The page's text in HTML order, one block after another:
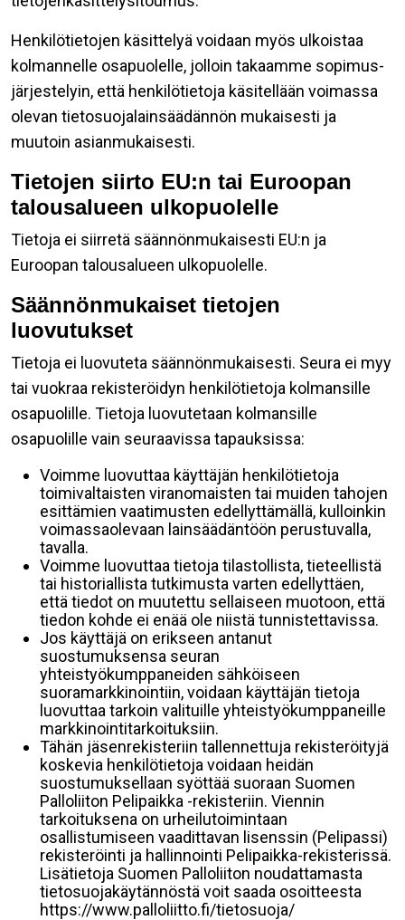
Henkilötietojen käsittelyä voidaan myös ulkoistaa
kolmannelle osapuolelle, jolloin takaamme sopimus-
järjestelyin, että henkilötietoja käsitellään voimassa
olevan tietosuojalainsäädännön mukaisesti ja
muutoin asianmukaisesti.
Tietojen siirto EU:n tai Euroopan
talousalueen ulkopuolelle
Tietoja ei siirretä säännönmukaisesti EU:n ja
Euroopan talousalueen ulkopuolelle.
Säännönmukaiset tietojen
luovutukset
Tietoja ei luovuteta säännönmukaisesti. Seura ei myy
tai vuokraa rekisteröidyn henkilötietoja kolmansille
osapuolille. Tietoja luovutetaan kolmansille
osapuolille vain seuraavissa tapauksissa:
Voimme luovuttaa käyttäjän henkilötietoja
toimivaltaisten viranomaisten tai muiden tahojen
esittämien vaatimusten edellyttämällä, kulloinkin
voimassaolevaan lainsäädäntöön perustuvalla,
tavalla.
Voimme luovuttaa tietoja tilastollista, tieteellistä
tai historiallista tutkimusta varten edellyttäen,
että tiedot on muutettu sellaiseen muotoon, että
tiedon kohde ei enää ole niistä tunnistettavissa.
Jos käyttäjä on erikseen antanut
suostumuksensa seuran
yhteistyökumppaneiden sähköiseen
suoramarkkinointiin, voidaan käyttäjän tietoja
luovuttaa tarkoin valituille yhteistyökumppaneille
markkinointitarkoituksiin.
Tähän jäsenrekisteriin tallennettuja rekisteröityjä
koskevia henkilötietoja voidaan heidän
suostumuksellaan syöttää suoraan Suomen
Palloliiton Pelipaikka -rekisteriin. Viennin
tarkoituksena on urheilutoimintaan
osallistumiseen vaadittavan lisenssin (Pelipassi)
rekisteröinti ja hallinnointi Pelipaikka-rekisterissä.
Lisätietoja Suomen Palloliiton noudattamasta
tietosuojakäytännöstä voit saada osoitteesta
https://www.palloliitto.fi/tietosuoja/